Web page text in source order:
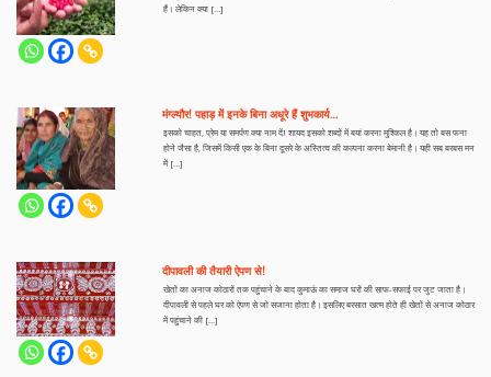
हैं। लेकिन क्या […]
मंग्ल्यौर! पहाड़ में इनके बिना अधूरे हैं शुभकार्य…
इसको चाहत, प्रेम या समर्पण क्या नाम दें! शायद इसको शब्दों में बयां करना मुश्किल है। यह तो बस फना
होने जैसा है, जिसमें किसी एक के बिना दूसरे के अस्तित्व की कल्पना करना बेमानी है। यही सब बरबस मन
में […]
दीपावली की तैयारी ऐपण से!
खेतों का अनाज कोठारों तक पहुंचाने के बाद कुमाऊं का समाज घरों की साफ-सफाई पर जुट जाता है।
दीपावली से पहले घर को ऐपण से जो सजाना होता है। इसलिए बरसात खत्म होते ही खेतों से अनाज कोठार
में पहुंचाने की […]